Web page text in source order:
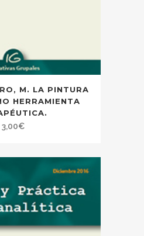
M. LA PINTURA
HERRAMIENTA
3,00€